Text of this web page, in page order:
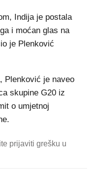
Indija je postala
i moćan glas na
je Plenković
Plenković je naveo
skupine G20 iz
o umjetnoj
prijaviti grešku u